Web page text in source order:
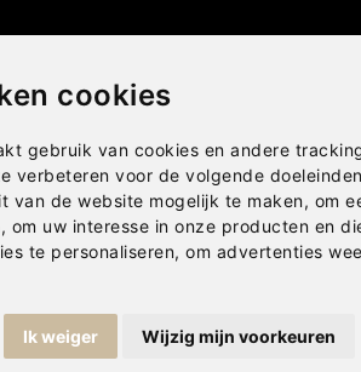
cookies
gebruik van cookies en andere
verbeteren voor de volgende
van de website mogelijk te maken, om
, om uw interesse in onze producten en
te personaliseren, om advertenties
Ik weiger Wijzig mijn voorkeuren